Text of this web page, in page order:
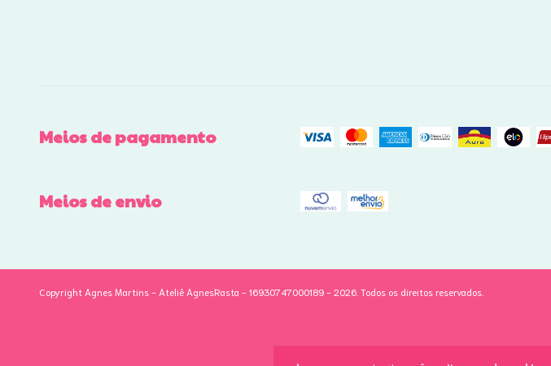
Meios de pagamento
Meios de envio
Copyright Agnes Martins - Ateliê AgnesRasta - 16930747000189 - 2026. Todos os direitos reservados.